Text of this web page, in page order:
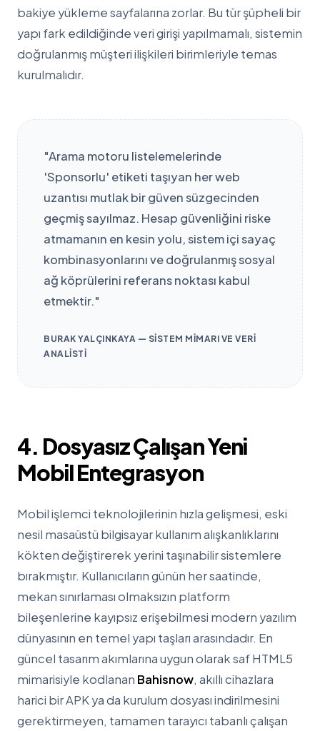
bakiye yükleme sayfalarına zorlar. Bu tür şüpheli bir
yapı fark edildiğinde veri girişi yapılmamalı, sistemin
doğrulanmış müşteri ilişkileri birimleriyle temas
kurulmalıdır.
"Arama motoru listelemelerinde
'Sponsorlu' etiketi taşıyan her web
uzantısı mutlak bir güven süzgecinden
geçmiş sayılmaz. Hesap güvenliğini riske
atmamanın en kesin yolu, sistem içi sayaç
kombinasyonlarını ve doğrulanmış sosyal
ağ köprülerini referans noktası kabul
etmektir."
BURAK YALÇINKAYA — SISTEM MIMARI VE VERI
ANALISTI
4. Dosyasız Çalışan Yeni
Mobil Entegrasyon
Mobil işlemci teknolojilerinin hızla gelişmesi, eski
nesil masaüstü bilgisayar kullanım alışkanlıklarını
kökten değiştirerek yerini taşınabilir sistemlere
bırakmıştır. Kullanıcıların günün her saatinde,
mekan sınırlaması olmaksızın platform
bileşenlerine kayıpsız erişebilmesi modern yazılım
dünyasının en temel yapı taşları arasındadır. En
güncel tasarım akımlarına uygun olarak saf HTML5
mimarisiyle kodlanan Bahisnow, akıllı cihazlara
harici bir APK ya da kurulum dosyası indirilmesini
gerektirmeyen, tamamen tarayıcı tabanlı çalışan